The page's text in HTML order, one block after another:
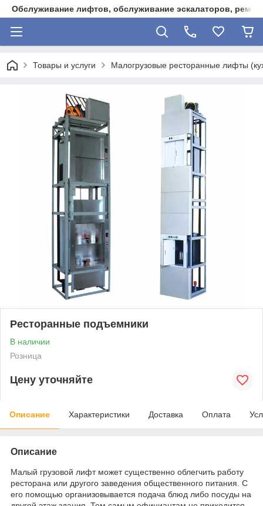
Обслуживание лифтов, обслуживание эскалаторов,
Товары и услуги Малогрузовые ресторанные лифты
Ресторанные подъемники
В наличии
Розница
Цену уточняйте
Описание Характеристики Доставка Оплата
Описание
Малый грузовой лифт может существенно облегчить работу
ресторана или другого заведения общественного питания. С
его помощью организовывается подача блюд либо посуды на